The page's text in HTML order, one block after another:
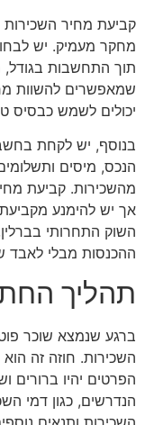
קביעת מחיר
מחקר מעמיק. יש
תוך התחשבות בגודל,
שמאפשרים להשוות
יכולים לשמש כבסיס
בנוסף, יש לקחת
הנכס, מיסים
מהשכירות. קביעת
אך יש להימנע
השוק התחרותי
ההכנסות מבלי לאבד
תהליך
ברגע שנמצא שוכר
השכירות. חוזה זה
הפרטים יהיו ברורים
הנדרשים, כגון דמי